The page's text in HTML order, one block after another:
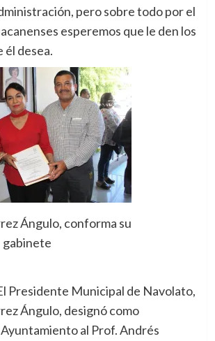
pero sobre todo por el
esperemos que le den los
él desea.
Ángulo, conforma su
gabinete
Presidente Municipal de Navolato,
Ángulo, designó como
al Prof. Andrés